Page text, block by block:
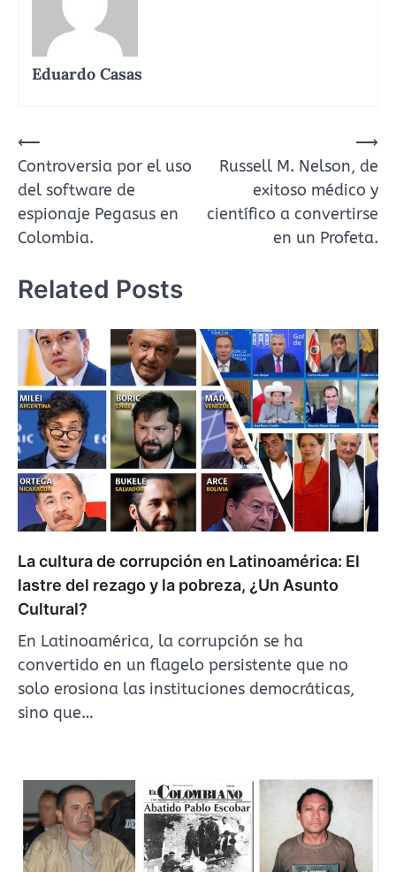
Eduardo Casas
Navegación
de
entradas
⟵
Controversia por el uso
del software de
espionaje Pegasus en
Colombia.
Russell M. Nelson, de
exitoso médico y
científico a convertirse
en un Profeta.
⟶
Related Posts
La cultura de corrupción en Latinoamérica: El
lastre del rezago y la pobreza, ¿Un Asunto
Cultural?
En Latinoamérica, la corrupción se ha
convertido en un flagelo persistente que no
solo erosiona las instituciones democráticas,
sino que…